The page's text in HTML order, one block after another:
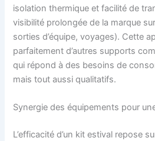
isolation thermique et facilité de
visibilité prolongée de la marque
sorties d’équipe, voyages). Cette
parfaitement d’autres supports
qui répond à des besoins de
mais tout aussi qualitatifs.
Synergie des équipements pour
L’efficacité d’un kit estival repose